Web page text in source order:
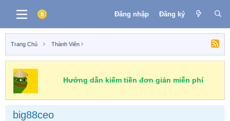
Đăng nhập Đăng ký
Trang Chủ Thành Viên
Hướng dẫn kiếm tiền đơn giản miễn phí
big88ceo